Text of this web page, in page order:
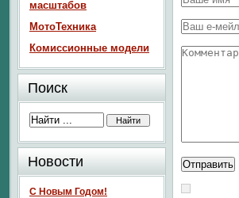
масштабов
МотоТехника
Комиссионные модели
Поиск
Новости
С Новым Годом!